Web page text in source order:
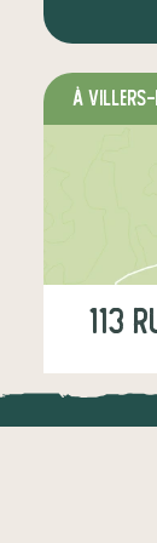
à Villers-
113